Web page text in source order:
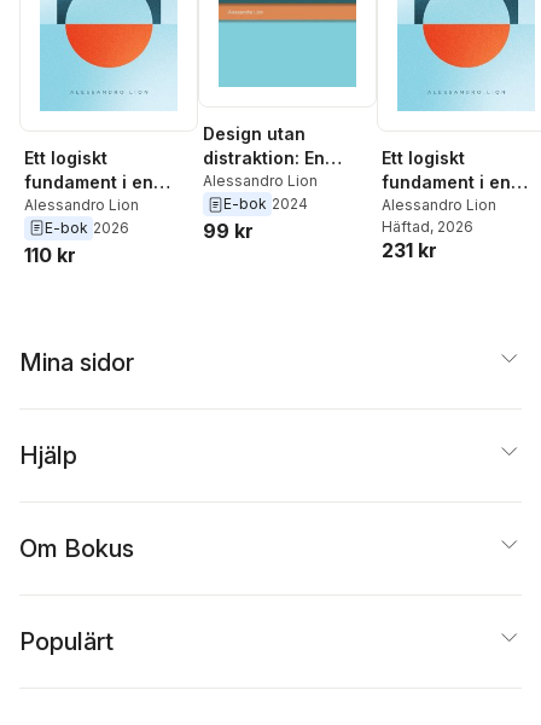
Ett logiskt
fundament i en
kreativ värld
Alessandro Lion
E-bok 2026
110 kr
Design utan
distraktion: En
verktygslåda inom:
Webb, UX, färger,
foto och logik
Alessandro Lion
E-bok 2024
99 kr
Ett logiskt
fundament i en
kreativ värld
Alessandro Lion
Häftad, 2026
231 kr
Mina sidor
Hjälp
Om Bokus
Populärt